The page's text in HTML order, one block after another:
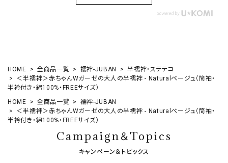
HOME 全商品一覧 襦袢-JUBAN
半襦袢・ステテコ
＜半襦袢＞赤ちゃんWガーゼの大人の半襦袢 - Naturalベージュ（筒袖・
半衿付き・綿100%・FREEサイズ）
HOME
全商品一覧
襦袢-JUBAN
＜半襦袢＞赤ちゃんWガーゼの大人の半襦袢 - Naturalベージュ（筒袖・
半衿付き・綿100%・FREEサイズ）
Campaign＆Topics
キャンペーン＆トピックス